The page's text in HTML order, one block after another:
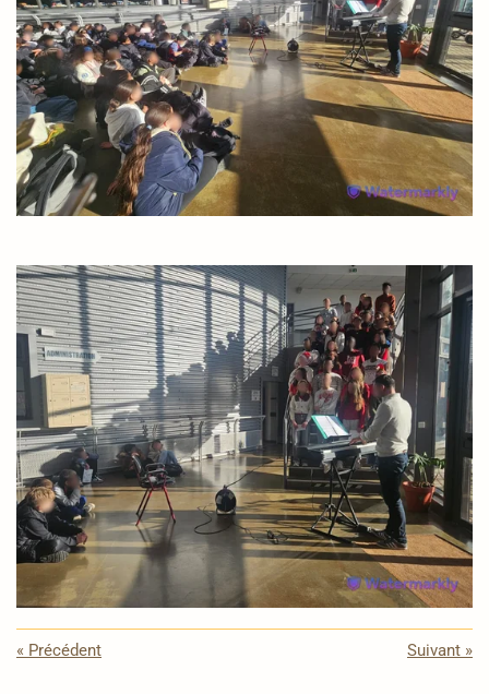
« Précédent Suivant »